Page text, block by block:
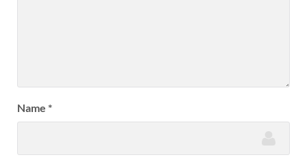
Name *